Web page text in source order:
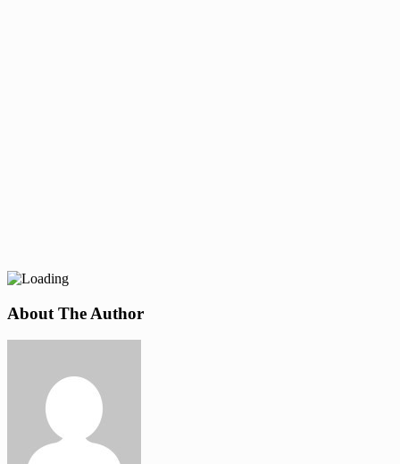
About The Author